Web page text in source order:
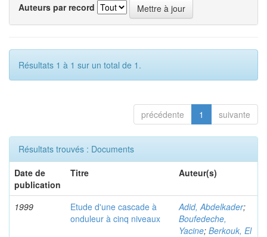
Auteurs par record
Résultats 1 à 1 sur un total de 1.
précédente 1 suivante
Résultats trouvés : Documents
Date de
publication
Titre Auteur(s)
1999
Etude d'une cascade à
onduleur à cinq niveaux
Adid, Abdelkader;
Boufedeche,
Yacine; Berkouk, El